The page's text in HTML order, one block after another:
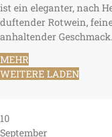
ist ein eleganter, nach
duftender Rotwein,
anhaltender Geschmack.
MEHR
WEITERE LADEN
10
September